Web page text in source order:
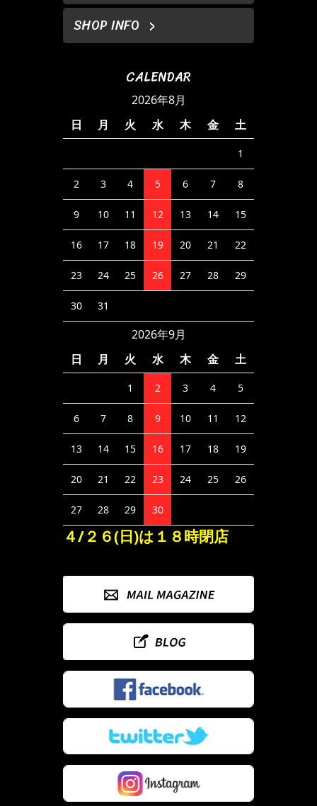
SHOP INFO
CALENDAR
2026年8月
日
月 火 水 木 金 土
1
2 3 4 5 6 7 8
9 10 11 12 13 14 15
16 17 18 19 20 21 22
23 24 25 26 27 28 29
30 31
2026年9月
日
月 火 水 木 金 土
1 2 3 4 5
6 7 8 9 10 11 12
13 14 15 16 17 18 19
20 21 22 23 24 25 26
27 28 29 30
４/２６(日)は１８時閉店